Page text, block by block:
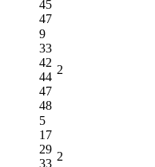
45
47
9
33
42
44
47
48
2
5
17
29
33
2